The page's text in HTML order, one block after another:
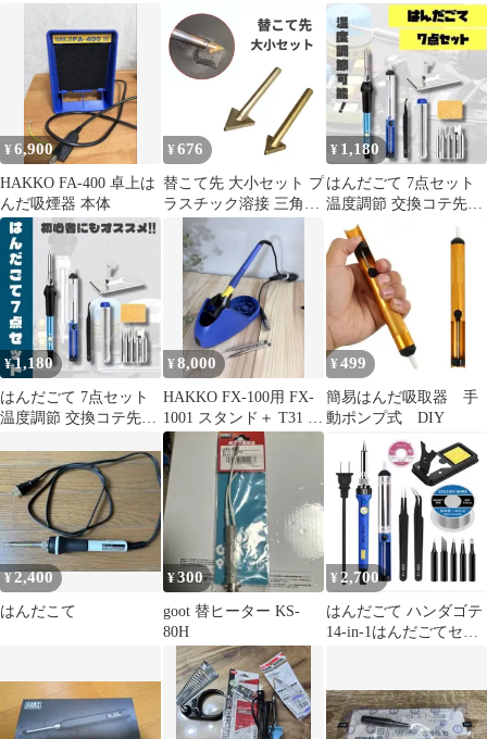
溶接 工具 基板 金属 ア
クセサリー 鉛 基盤 家
電修理 半田 安全 吸取
器 放熱 調整 火傷防止
¥6,900
HAKKO FA-400 卓上は
んだ吸煙器 本体
¥ 676
替こて先 大小セット プ
ラスチック溶接 三角形
こて 替え先 替コテ先
[定形外郵便、送料無
料]mer003
¥ 1,180
はんだごて 7点セット
温度調節 交換コテ先
DIY 工具
¥1,180
はんだごて 7点セット
温度調節 交換コテ先
¥8,000
HAKKO FX-100用 FX-
1001 スタンド＋ T31 J
型×２
¥499
簡易はんだ吸取器 手
動ポンプ式 DIY
¥2,400
はんだこて
¥300
goot 替ヒーター KS-
80H
¥ 2,700
はんだごて ハンダゴテ
14-in-1はんだごてセッ